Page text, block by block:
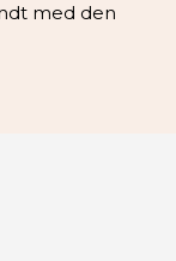
med den